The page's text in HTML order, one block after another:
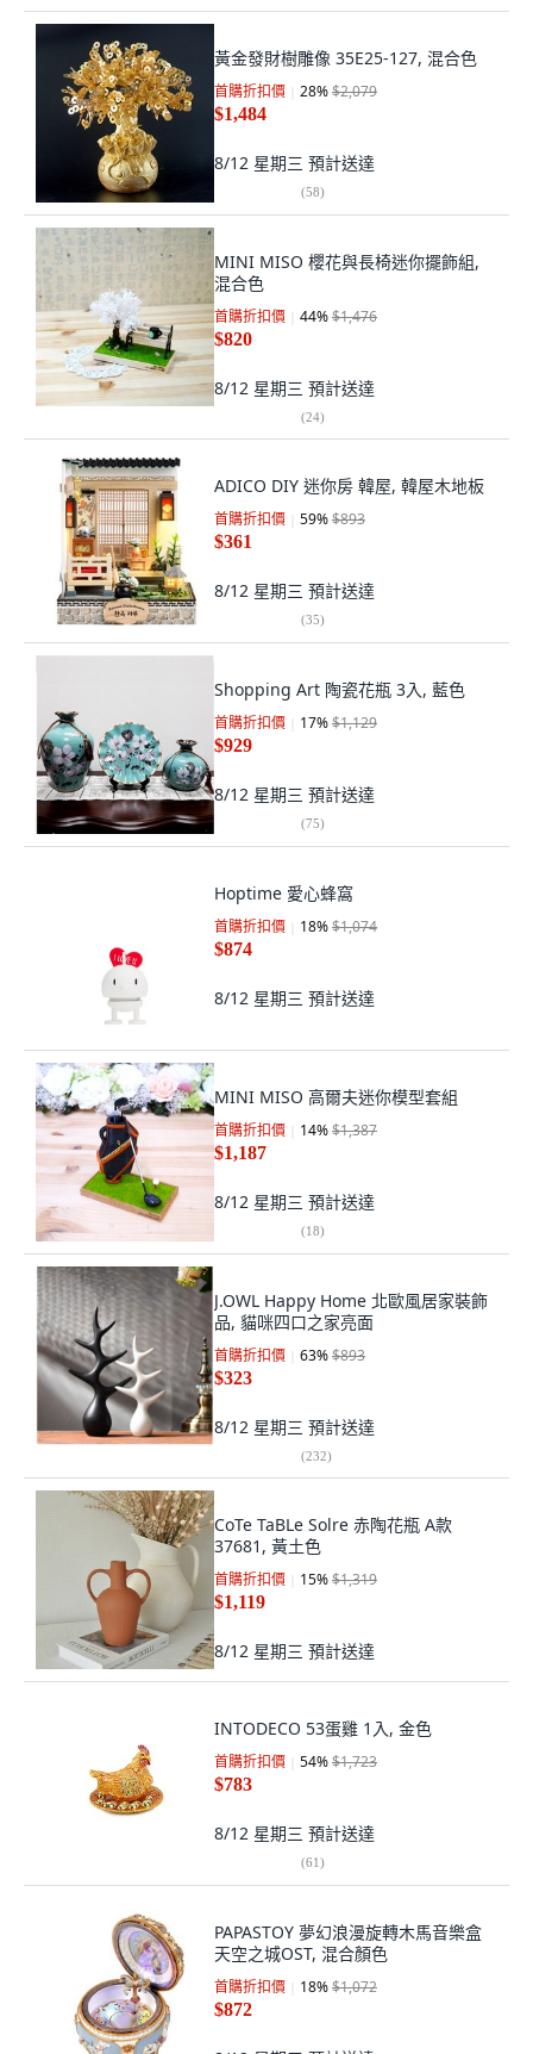
黃金發財樹雕像 35E25-127, 混合色
首購折扣價 28%$2,079
$1,484
8/12 星期三 預計送達
(58)
MINI MISO 櫻花與長椅迷你擺飾組,
混合色
首購折扣價 44%$1,476
$820
8/12 星期三 預計送達
(24)
ADICO DIY 迷你房 韓屋, 韓屋木地板
首購折扣價 59%$893
$361
8/12 星期三 預計送達
(35)
Shopping Art 陶瓷花瓶 3入, 藍色
首購折扣價 17%$1,129
$929
8/12 星期三 預計送達
(75)
Hoptime 愛心蜂窩
首購折扣價 18%$1,074
$874
8/12 星期三 預計送達
MINI MISO 高爾夫迷你模型套組
首購折扣價 14%$1,387
$1,187
8/12 星期三 預計送達
(18)
J.OWL Happy Home 北歐風居家裝飾
品, 貓咪四口之家亮面
首購折扣價 63%$893
$323
8/12 星期三 預計送達
(232)
CoTe TaBLe Solre 赤陶花瓶 A款
37681, 黃土色
首購折扣價 15%$1,319
$1,119
8/12 星期三 預計送達
INTODECO 53蛋雞 1入, 金色
首購折扣價 54%$1,723
$783
8/12 星期三 預計送達
(61)
PAPASTOY 夢幻浪漫旋轉木馬音樂盒
天空之城OST, 混合顏色
首購折扣價 18%$1,072
$872